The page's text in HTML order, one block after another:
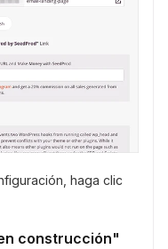
haga clic
construcción"